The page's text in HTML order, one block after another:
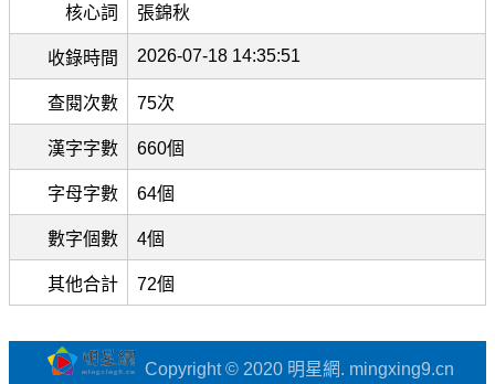
核心詞 張錦秋
收錄時間 2026-07-18 14:35:51
查閱次數 75次
漢字字數 660個
字母字數 64個
數字個數 4個
其他合計 72個
Copyright © 2020 明星網. mingxing9.cn